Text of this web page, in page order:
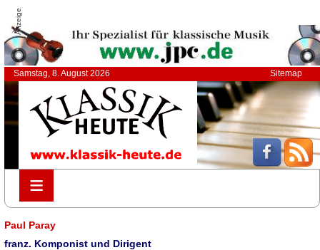
Anzeige
Samstag, 8. August 2026 Sitemap
≡
≡
Paul Paray
franz. Komponist und Dirigent